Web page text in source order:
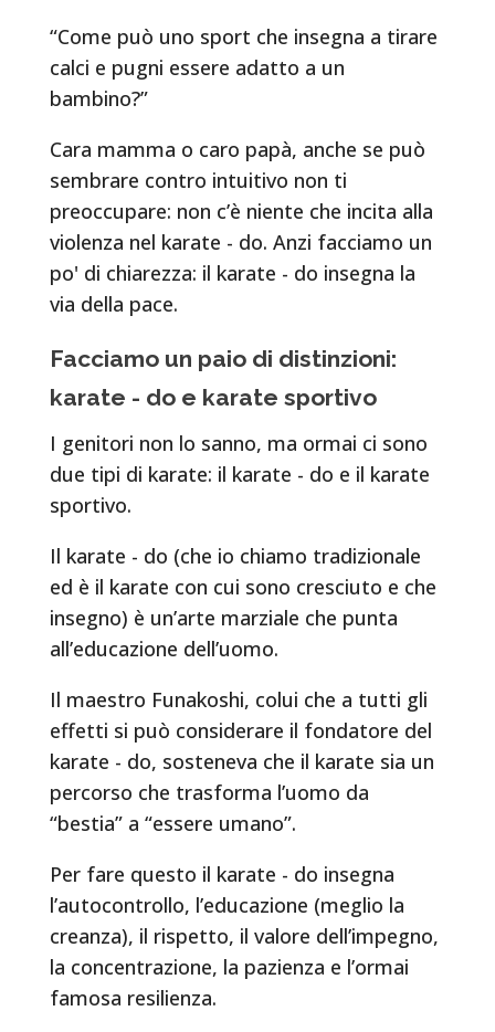
“Come può uno sport che insegna a tirare
calci e pugni essere adatto a un
bambino?”
Cara mamma o caro papà, anche se può
sembrare contro intuitivo non ti
preoccupare: non c’è niente che incita alla
violenza nel karate - do. Anzi facciamo un
po' di chiarezza: il karate - do insegna la
via della pace.
Facciamo un paio di distinzioni:
karate - do e karate sportivo
I genitori non lo sanno, ma ormai ci sono
due tipi di karate: il karate - do e il karate
sportivo.
Il karate - do (che io chiamo tradizionale
ed è il karate con cui sono cresciuto e che
insegno) è un’arte marziale che punta
all’educazione dell’uomo.
Il maestro Funakoshi, colui che a tutti gli
effetti si può considerare il fondatore del
karate - do, sosteneva che il karate sia un
percorso che trasforma l’uomo da
“bestia” a “essere umano”.
Per fare questo il karate - do insegna
l’autocontrollo, l’educazione (meglio la
creanza), il rispetto, il valore dell’impegno,
la concentrazione, la pazienza e l’ormai
famosa resilienza.